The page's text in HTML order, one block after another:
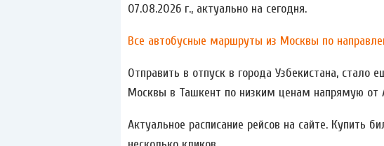
07.08.2026 г., актуально на сегодня.
Все автобусные маршруты из Москвы по
Отправить в отпуск в города Узбекистана,
Москвы в Ташкент по низким ценам напрямую от
Актуальное расписание рейсов на сайте. Купить